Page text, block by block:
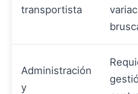
transportista
Administración
y